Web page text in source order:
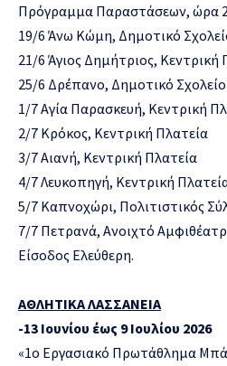
Πρόγραμμα Παραστάσεων, ώρα
19/6 Άνω Κώμη, Δημοτικό
21/6 Άγιος Δημήτριος, Κεντρική
25/6 Δρέπανο, Δημοτικό Σχολείο
1/7 Αγία Παρασκευή, Κεντρική
2/7 Κρόκος, Κεντρική Πλατεία
3/7 Αιανή, Κεντρική Πλατεία
4/7 Λευκοπηγή, Κεντρική
5/7 Καπνοχώρι, Πολιτιστικός
7/7 Πετρανά, Ανοιχτό
Είσοδος Ελεύθερη.
ΑΘΛΗΤΙΚΑ ΛΑΣΣΑΝΕΙΑ
-13 Ιουνίου έως 9 Ιουλίου 2026
«1ο Εργασιακό Πρωτάθλημα